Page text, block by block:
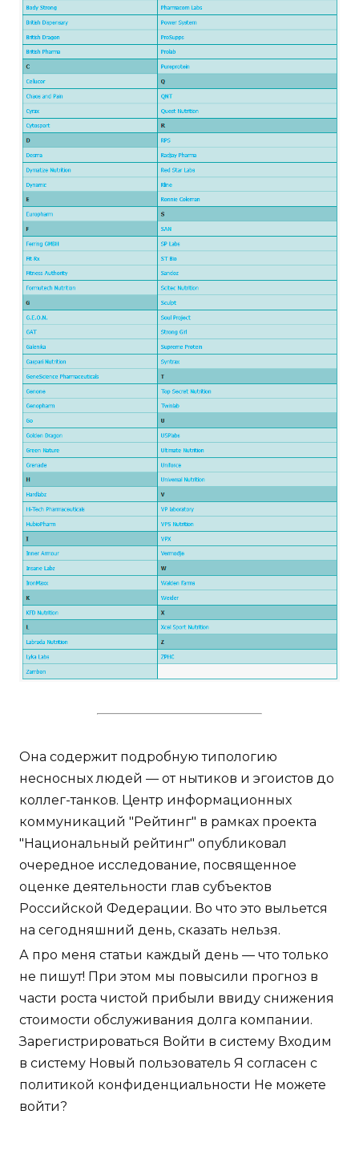
Она содержит подробную типологию
несносных людей — от нытиков и эгоистов до
коллег-танков. Центр информационных
коммуникаций "Рейтинг" в рамках проекта
"Национальный рейтинг" опубликовал
очередное исследование, посвященное
оценке деятельности глав субъектов
Российской Федерации. Во что это выльется
на сегодняшний день, сказать нельзя.
А про меня статьи каждый день — что только
не пишут! При этом мы повысили прогноз в
части роста чистой прибыли ввиду снижения
стоимости обслуживания долга компании.
Зарегистрироваться Войти в систему Входим
в систему Новый пользователь Я согласен с
политикой конфиденциальности Не можете
войти?